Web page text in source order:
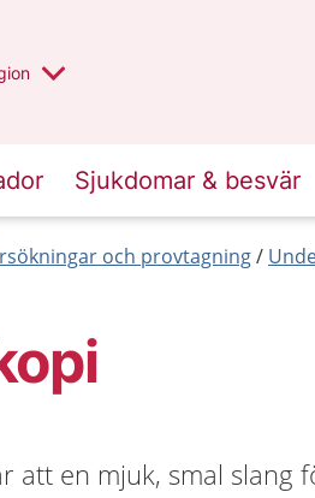
valt region
annan
Sjukdomar & besvär
och provtagning
att en mjuk, smal slang